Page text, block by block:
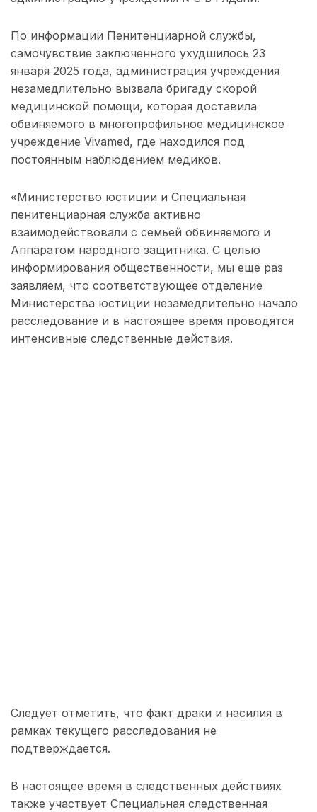
По информации Пенитенциарной службы,
самочувствие заключенного ухудшилось 23
января 2025 года, администрация учреждения
незамедлительно вызвала бригаду скорой
медицинской помощи, которая доставила
обвиняемого в многопрофильное медицинское
учреждение Vivamed, где находился под
постоянным наблюдением медиков.
«Министерство юстиции и Специальная
пенитенциарная служба активно
взаимодействовали с семьей обвиняемого и
Аппаратом народного защитника. С целью
информирования общественности, мы еще раз
заявляем, что соответствующее отделение
Министерства юстиции незамедлительно начало
расследование и в настоящее время проводятся
интенсивные следственные действия.
Следует отметить, что факт драки и насилия в
рамках текущего расследования не
подтверждается.
В настоящее время в следственных действиях
также участвует Специальная следственная